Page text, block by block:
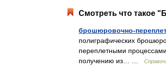
Смотреть что такое
брошюровочно-
полиграфических
переплетными
получению из… …